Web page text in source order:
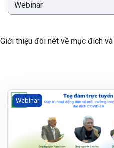
Danh mục khoá học
Giới thiệu đôi nét về mục đích
Duy trì hoạt động bảo vệ
Webinar